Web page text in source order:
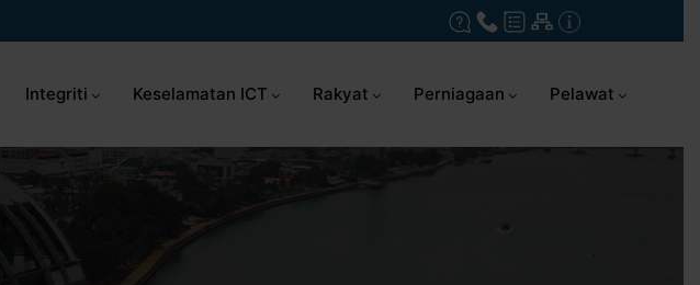
Integriti Keselamatan ICT Rakyat Perniagaan Pelawat